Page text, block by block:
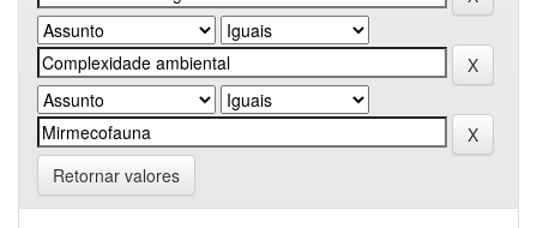
Retornar valores